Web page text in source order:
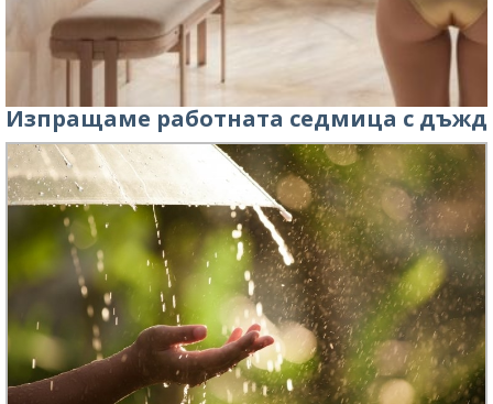
Изпращаме работната седмица с дъжд